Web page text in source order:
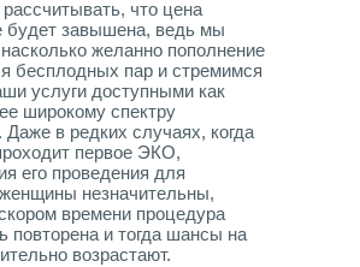
что цена
будет завышена, ведь мы
желанно пополнение
бесплодных пар и стремимся
услуги доступными как
широкому спектру
Даже в редких случаях, когда
первое ЭКО,
его проведения для
незначительны,
времени процедура
повторена и тогда шансы на
возрастают.